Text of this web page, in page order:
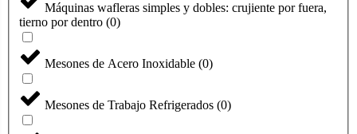
Máquinas wafleras simples y dobles: crujiente por fuera,
tierno por dentro (0)
Mesones de Acero Inoxidable (0)
Mesones de Trabajo Refrigerados (0)